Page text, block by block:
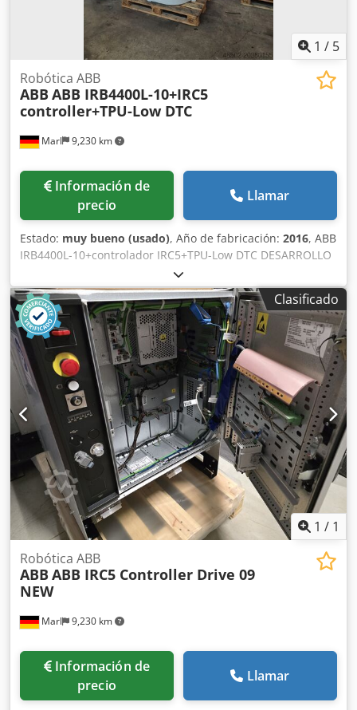
1 / 5
Marl 9,230 km
Robótica ABB
ABB ABB IRB4400L-10+IRC5
controller+TPU-Low DTC
Información de
precio
Llamar
Estado: muy bueno (usado), Año de fabricación: 2016, ABB
IRB4400L-10+controlador IRC5+TPU-Low DTC DESARROLLO
DE GSG ROBOTICS Dksdpfx Afjxq Tt Njljr GSG Robotics
GmbH, fundada en 2005 en Gütersloh, cuenta desde 2015
con sede en Marl y una amplia zona de servicio para el
mantenimiento y la reparación de robots. A lo largo de los
años, nos hemos convertido en un socio integral en todos
los aspectos relacionados con robots industriales y
tecnología de automatización. Somos proveedores de
servicios integrales para los dos reconocidos fabricantes
de robots ABB y Fanuc.
Clasificado
1 / 1
Marl 9,230 km
Robótica ABB
ABB ABB IRC5 Controller Drive 09
NEW
Información de
precio
Llamar